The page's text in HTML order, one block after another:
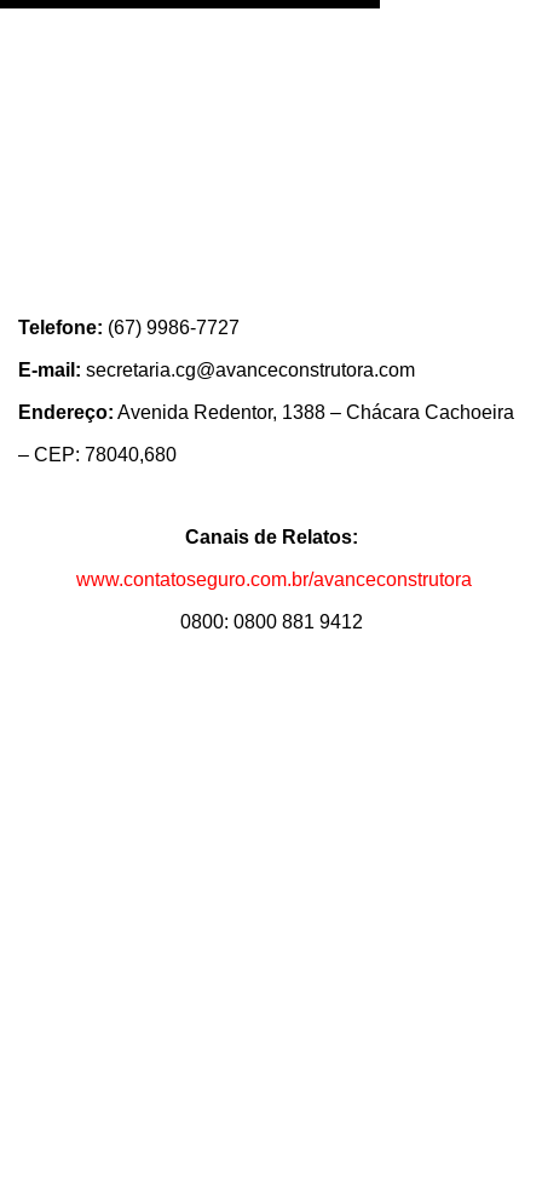
Telefone: (67) 9986-7727
E-mail: secretaria.cg@avanceconstrutora.com
Endereço: Avenida Redentor, 1388 – Chácara Cachoeira
– CEP: 78040,680
Canais de Relatos:
www.contatoseguro.com.br/avanceconstrutora
0800: 0800 881 9412